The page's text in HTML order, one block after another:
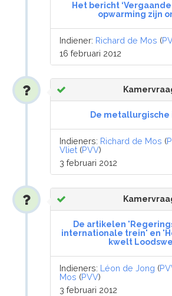
Het bericht
opwarming zijn
Indiener: Richard de Mos (
16 februari 2012
De metallurgische
Indieners: Richard de Mos (
Vliet (PVV)
3 februari 2012
De artikelen
internationale trein' en
kwelt
Indieners: Léon de Jong (
Mos (PVV)
3 februari 2012